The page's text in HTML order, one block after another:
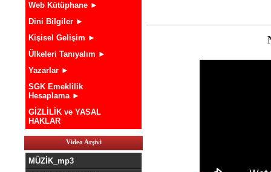
Web Kütüphane ►
Dini Bilgiler ►
Kişisel Gelişim ►
Ülkeleri Tanıyalım ►
Yazarlar ►
SGK Emeklilik
Hesaplama ►
GİZLİLİK ve YASAL
HAKLAR
Video Arşivi
MÜZİK_mp3